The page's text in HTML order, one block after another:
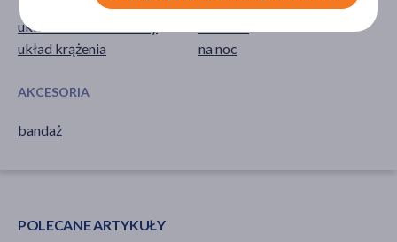
układ kostno-stawowy
układ krążenia
na noc
AKCESORIA
bandaż
POLECANE ARTYKUŁY